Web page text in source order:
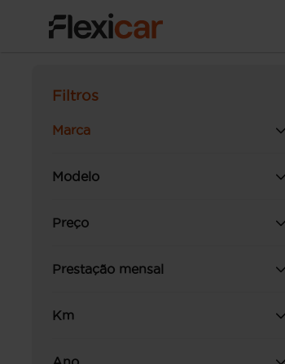
Filtros
Marca
Modelo
Preço
Prestação mensal
Km